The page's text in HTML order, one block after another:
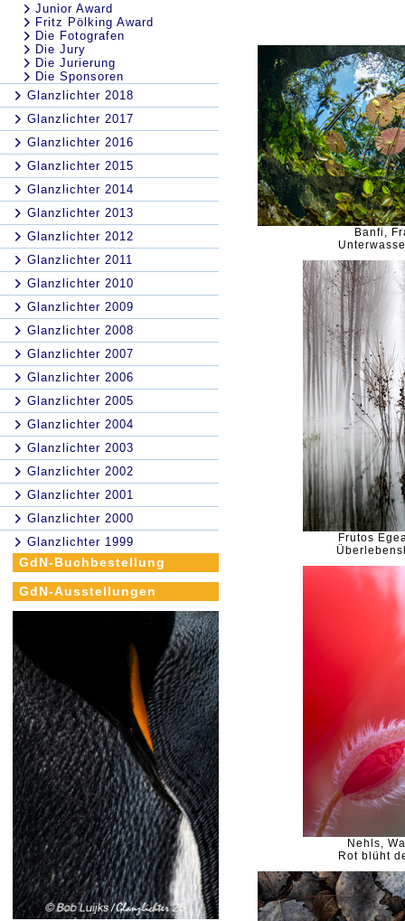
Junior Award
Fritz Pölking Award
Die Fotografen
Die Jury
Die Jurierung
Die Sponsoren
Glanzlichter 2018
Glanzlichter 2017
Glanzlichter 2016
Glanzlichter 2015
Glanzlichter 2014
Glanzlichter 2013
Glanzlichter 2012
Glanzlichter 2011
Glanzlichter 2010
Glanzlichter 2009
Glanzlichter 2008
Glanzlichter 2007
Glanzlichter 2006
Glanzlichter 2005
Glanzlichter 2004
Glanzlichter 2003
Glanzlichter 2002
Glanzlichter 2001
Glanzlichter 2000
Glanzlichter 1999
GdN-Buchbestellung
GdN-Ausstellungen
Banfi,
Frutos
Nehls,
Rot blüht